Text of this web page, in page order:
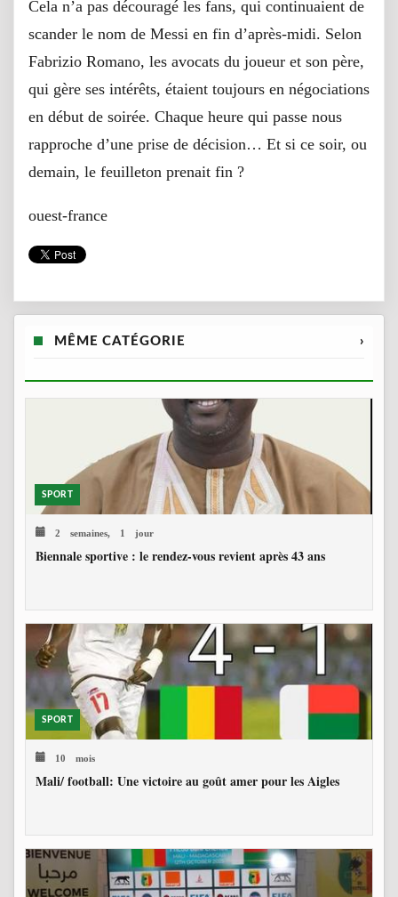
Cela n’a pas découragé les fans, qui continuaient de
scander le nom de Messi en fin d’après-midi. Selon
Fabrizio Romano, les avocats du joueur et son père,
qui gère ses intérêts, étaient toujours en négociations
en début de soirée. Chaque heure qui passe nous
rapproche d’une prise de décision… Et si ce soir, ou
demain, le feuilleton prenait fin ?
ouest-france
MÊME CATÉGORIE ›
SPORT
2 semaines, 1 jour
Biennale sportive : le rendez-vous revient après 43 ans
SPORT
10 mois
Mali/ football: Une victoire au goût amer pour les Aigles